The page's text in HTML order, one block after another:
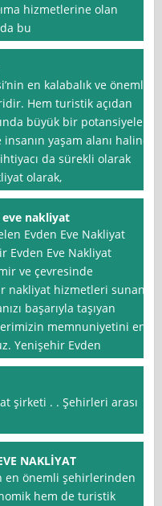
hizmetlerine olan
bu
en kalabalık ve önemli
Hem turistik açıdan
büyük bir potansiyele
yaşam alanı haline
da sürekli olarak
olarak,
eve nakliyat
Evden Eve Nakliyat
Evden Eve Nakliyat
ve çevresinde
nakliyat hizmetleri sunan
başarıyla taşıyan
memnuniyetini en
Yenişehir Evden
şirketi . . Şehirleri arası
NAKLİYAT
en önemli şehirlerinden
hem de turistik